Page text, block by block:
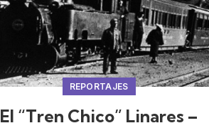
REPORTAJES
El “Tren Chico” Linares –